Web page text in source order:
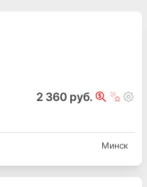
2 360 руб.
Минск